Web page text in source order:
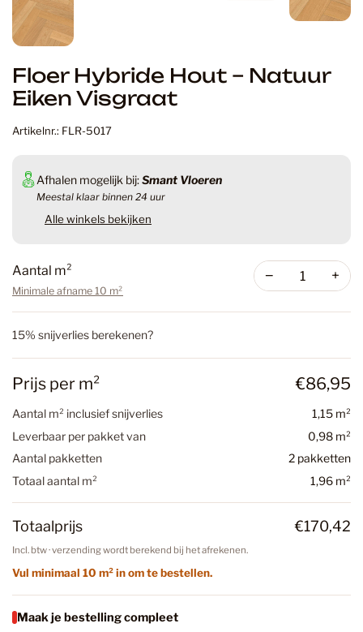
Floer Hybride Hout – Natuur
Eiken Visgraat
Artikelnr.: FLR-5017
Afhalen mogelijk bij:Smant Vloeren
Meestal klaar binnen 24 uur
Alle winkels bekijken
Aantal m²
Minimale afname 10 m²
− +
15% snijverlies berekenen?
Prijs per m² €86,95
Aantal m² inclusief snijverlies
1,15 m²
Leverbaar per pakket van
0,98 m²
Aantal pakketten
2 pakketten
Totaal aantal m²
1,96 m²
Totaalprijs €170,42
Incl. btw · verzending wordt berekend bij het afrekenen.
Vul minimaal 10 m² in om te bestellen.
Maak je bestelling compleet